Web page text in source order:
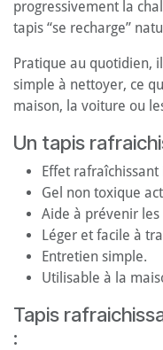
progressivement la
tapis “se recharge”
Pratique au quotidien,
simple à nettoyer, ce
maison, la voiture ou
Un tapis
Effet
Gel non toxique
Aide à prévenir les
Léger et facile à
Entretien simple.
Utilisable à la
Tapis
: